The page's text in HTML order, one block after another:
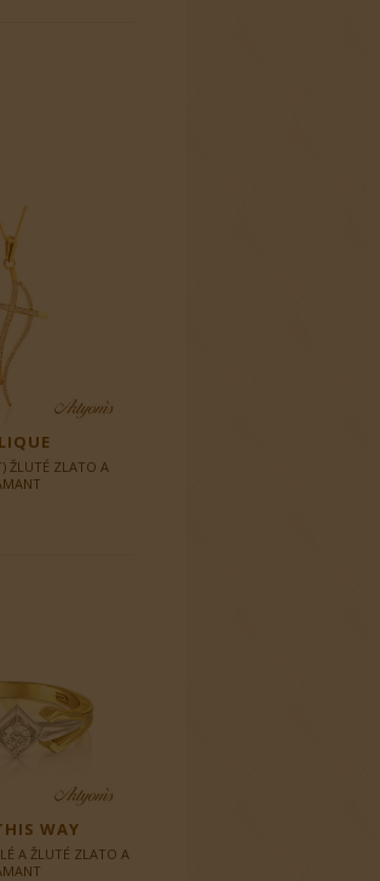
ŽLUTÉ ZLATO A
WAY
A ŽLUTÉ ZLATO A